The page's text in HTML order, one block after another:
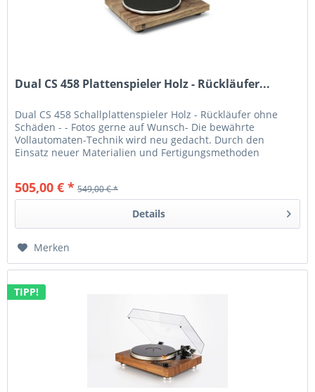
Dual CS 458 Plattenspieler Holz - Rückläufer...
Dual CS 458 Schallplattenspieler Holz - Rückläufer ohne
Schäden - - Fotos gerne auf Wunsch- Die bewährte
Vollautomaten-Technik wird neu gedacht. Durch den
Einsatz neuer Materialien und Fertigungsmethoden
505,00 € * 549,00 € *
Details
Merken
TIPP!